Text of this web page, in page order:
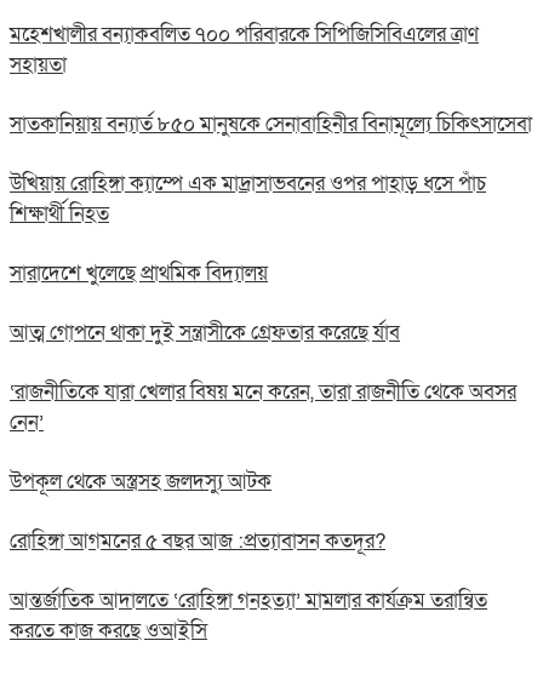
মহেশখালীর বন্যাকবলিত ৭০০ পরিবারকে সিপিজিসিবিএলের ত্রাণ
সহায়তা
সাতকানিয়ায় বন্যার্ত ৮৫০ মানুষকে সেনাবাহিনীর বিনামূল্যে চিকিৎসাসেবা
উখিয়ায় রোহিঙ্গা ক্যাম্পে এক মাদ্রাসাভবনের ওপর পাহাড় ধসে পাঁচ
শিক্ষার্থী নিহত
সারাদেশে খুলেছে প্রাথমিক বিদ্যালয়
আত্ম গোপনে থাকা দুই সন্ত্রাসীকে গ্রেফতার করেছে র্যাব
‘রাজনীতিকে যারা খেলার বিষয় মনে করেন, তারা রাজনীতি থেকে অবসর
নেন’
উপকূল থেকে অস্ত্রসহ জলদস্যু আটক
রোহিঙ্গা আগমনের ৫ বছর আজ :প্রত্যাবাসন কতদূর?
আন্তর্জাতিক আদালতে ‘রোহিঙ্গা গনহত্যা’ মামলার কার্যক্রম তরান্বিত
করতে কাজ করছে ওআইসি